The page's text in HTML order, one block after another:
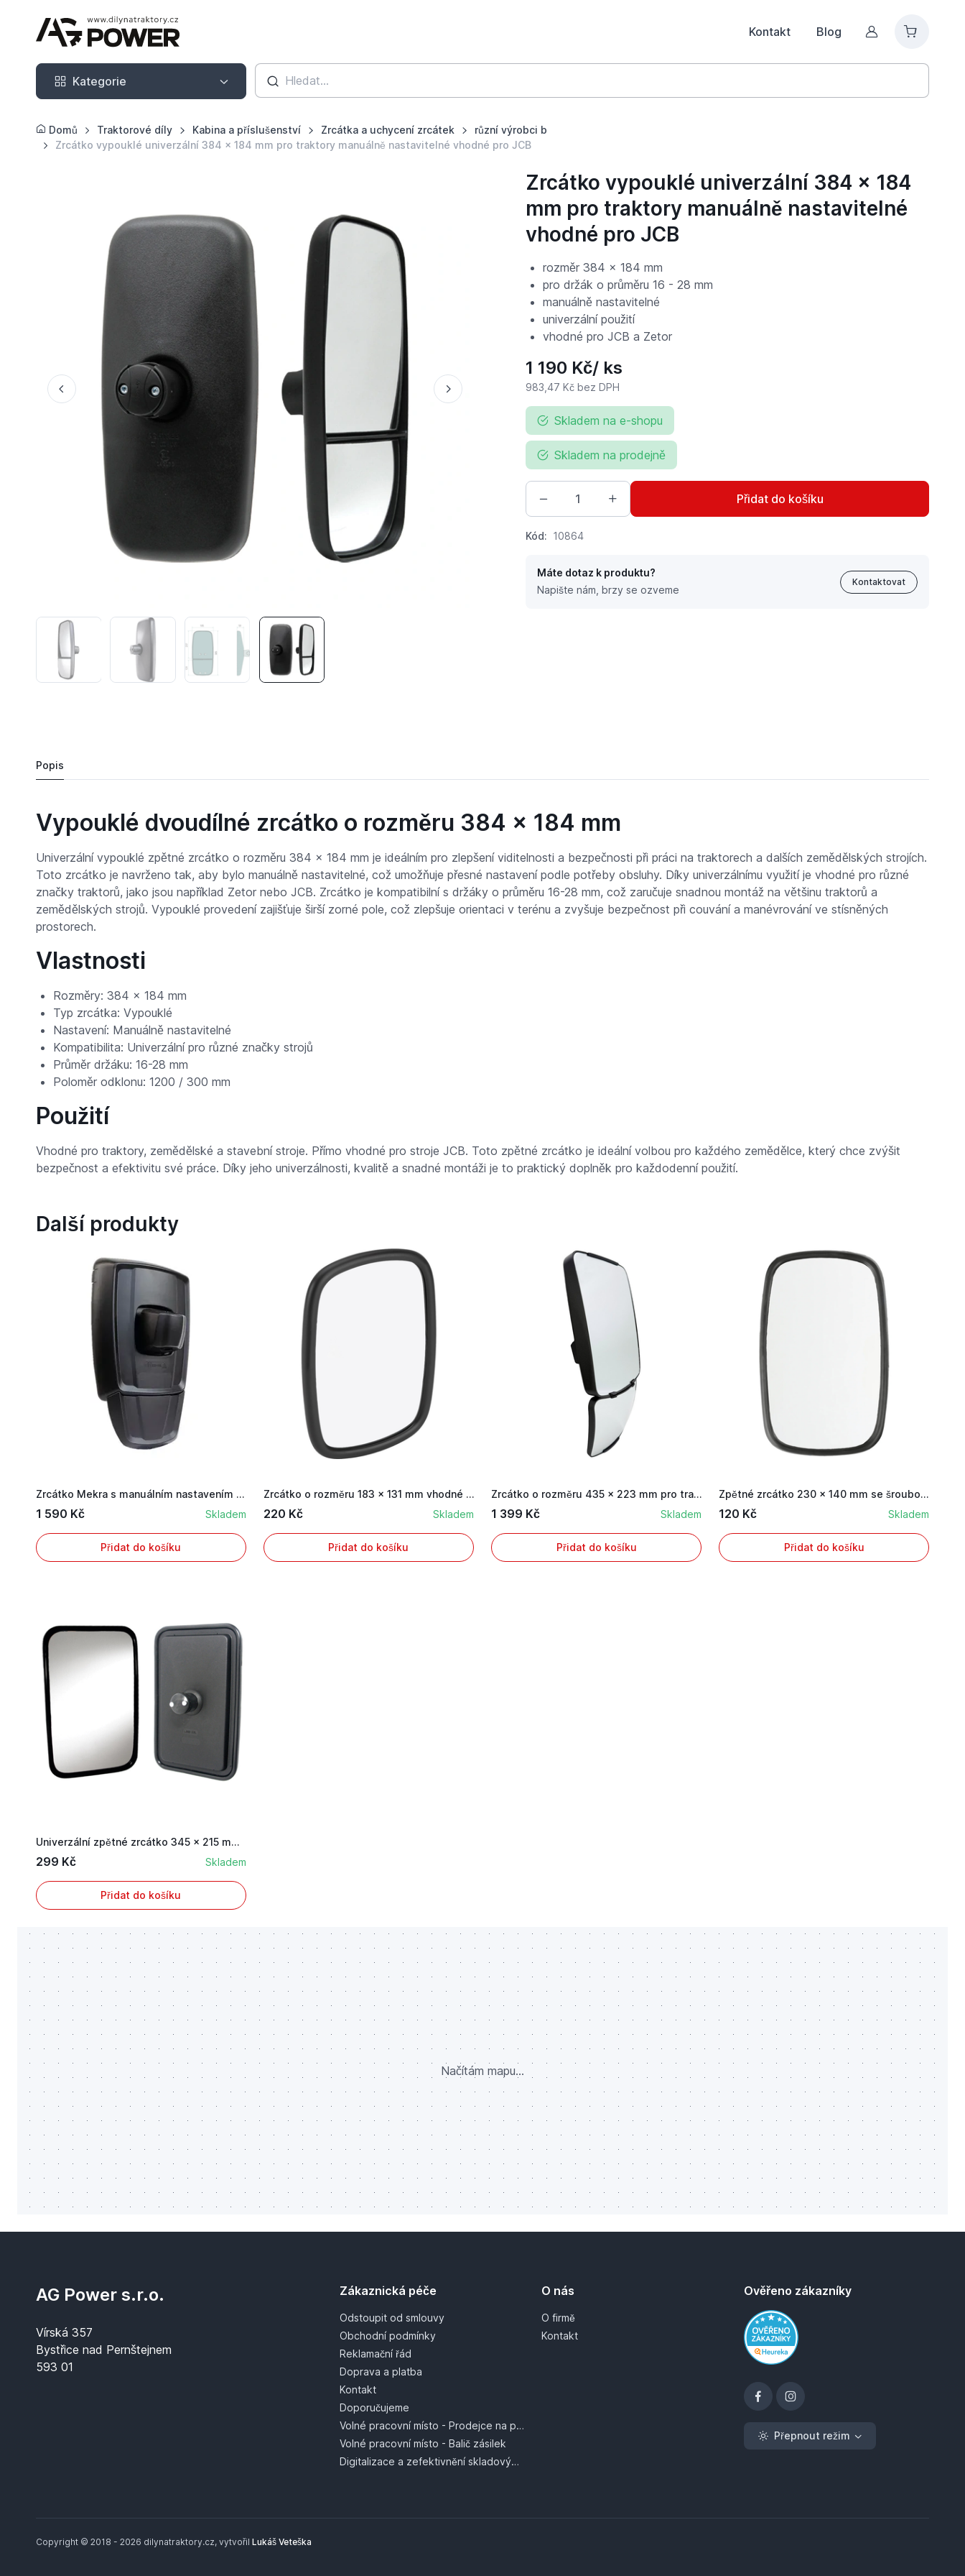
Kontakt Blog Můj účet
Kategorie
Kategorie
Domů Traktorové díly Kabina a příslušenství Zrcátka a uchycení zrcátek
různí výrobci b
Zrcátko vypouklé univerzální 384 x 184 mm pro traktory manuálně nastavitelné vhodné pro JCB
Zrcátko vypouklé univerzální 384 x 184
mm pro traktory manuálně nastavitelné
vhodné pro JCB
rozměr 384 x 184 mm
pro držák o průměru 16 - 28 mm
manuálně nastavitelné
univerzální použití
vhodné pro JCB a Zetor
1 190 Kč/ ks
983,47 Kčbez DPH
Skladem na e-shopu
Skladem na prodejně
Přidat do košíku
Kód: 10864
Máte dotaz k produktu?
Napište nám, brzy se ozveme
Kontaktovat
Popis
Vypouklé dvoudílné zrcátko o rozměru 384 x 184 mm
Univerzální vypouklé zpětné zrcátko o rozměru 384 x 184 mm je ideálním pro zlepšení viditelnosti a bezpečnosti při práci na traktorech a dalších zemědělských strojích.
Toto zrcátko je navrženo tak, aby bylo manuálně nastavitelné, což umožňuje přesné nastavení podle potřeby obsluhy. Díky univerzálnímu využití je vhodné pro různé
značky traktorů, jako jsou například Zetor nebo JCB. Zrcátko je kompatibilní s držáky o průměru 16-28 mm, což zaručuje snadnou montáž na většinu traktorů a
zemědělských strojů. Vypouklé provedení zajišťuje širší zorné pole, což zlepšuje orientaci v terénu a zvyšuje bezpečnost při couvání a manévrování ve stísněných
prostorech.
Vlastnosti
Rozměry: 384 x 184 mm
Typ zrcátka: Vypouklé
Nastavení: Manuálně nastavitelné
Kompatibilita: Univerzální pro různé značky strojů
Průměr držáku: 16-28 mm
Poloměr odklonu: 1200 / 300 mm
Použití
Vhodné pro traktory, zemědělské a stavební stroje. Přímo vhodné pro stroje JCB. Toto zpětné zrcátko je ideální volbou pro každého zemědělce, který chce zvýšit
bezpečnost a efektivitu své práce. Díky jeho univerzálnosti, kvalitě a snadné montáži je to praktický doplněk pro každodenní použití.
Další produkty
Zrcátko Mekra s manuálním nastavením o rozměru ...
1 590 Kč Skladem
Přidat do košíku
Zrcátko o rozměru 183 x 131 mm vhodné pro Case ...
220 Kč Skladem
Přidat do košíku
Zrcátko o rozměru 435 x 223 mm pro traktory Fen...
1 399 Kč Skladem
Přidat do košíku
Zpětné zrcátko 230 × 140 mm se šroubovým uchyce...
120 Kč Skladem
Přidat do košíku
Univerzální zpětné zrcátko 345 × 215 mm pro tra...
299 Kč Skladem
Přidat do košíku
Načítám mapu...
AG Power s.r.o.
Vírská 357
Bystřice nad Pernštejnem
593 01
Zákaznická péče
Odstoupit od smlouvy
Obchodní podmínky
Reklamační řád
Doprava a platba
Kontakt
Doporučujeme
Volné pracovní místo - Prodejce na prodejně
Volné pracovní místo - Balič zásilek
Digitalizace a zefektivnění skladových procesů
O nás
O firmě
Kontakt
Ověřeno zákazníky
Přepnout režim
Copyright © 2018 - 2026 dilynatraktory.cz, vytvořil Lukáš Veteška